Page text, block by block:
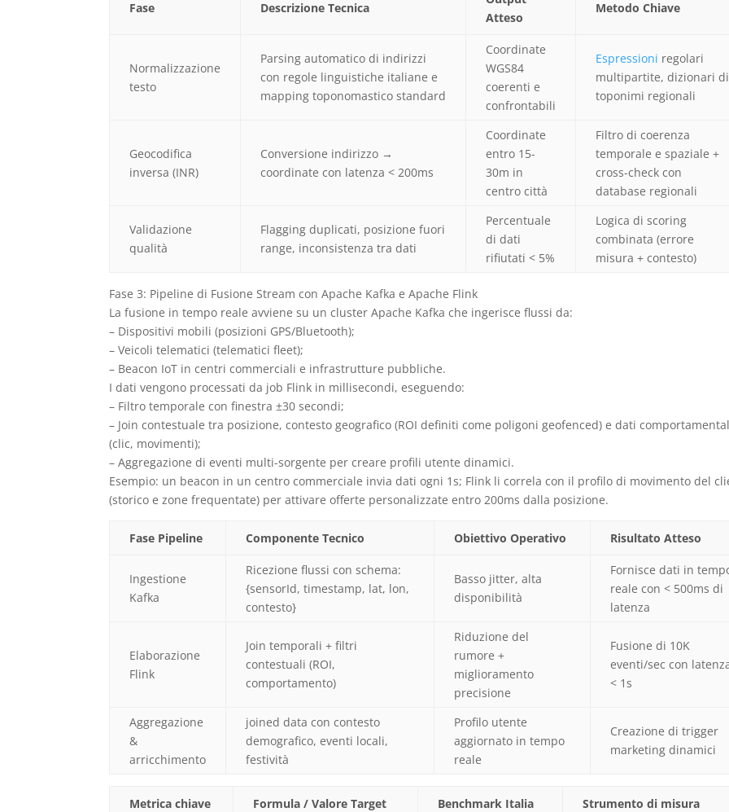
Fase Descrizione Tecnica
Atteso
Metodo Chiave
Normalizzazione
testo
Parsing automatico di indirizzi
con regole linguistiche italiane e
mapping toponomastico standard
Coordinate
WGS84
coerenti e
confrontabili
Espressioni regolari
multipartite, dizionari di
toponimi regionali
Geocodifica
inversa (INR)
Conversione indirizzo →
coordinate con latenza < 200ms
Coordinate
entro 15-
30m in
centro città
Filtro di coerenza
temporale e spaziale +
cross-check con
database regionali
Validazione
qualità
Flagging duplicati, posizione fuori
range, inconsistenza tra dati
Percentuale
di dati
rifiutati < 5%
Logica di scoring
combinata (errore
misura + contesto)
Fase 3: Pipeline di Fusione Stream con Apache Kafka e Apache Flink
La fusione in tempo reale avviene su un cluster Apache Kafka che ingerisce flussi da:
– Dispositivi mobili (posizioni GPS/Bluetooth);
– Veicoli telematici (telematici fleet);
– Beacon IoT in centri commerciali e infrastrutture pubbliche.
I dati vengono processati da job Flink in millisecondi, eseguendo:
– Filtro temporale con finestra ±30 secondi;
– Join contestuale tra posizione, contesto geografico (ROI definiti come poligoni geofenced) e dati
(clic, movimenti);
– Aggregazione di eventi multi-sorgente per creare profili utente dinamici.
Esempio: un beacon in un centro commerciale invia dati ogni 1s; Flink li correla con il profilo di movimento del
(storico e zone frequentate) per attivare offerte personalizzate entro 200ms dalla posizione.
Fase Pipeline Componente Tecnico Obiettivo Operativo Risultato Atteso
Ingestione
Kafka
Ricezione flussi con schema:
{sensorId, timestamp, lat, lon,
contesto}
Basso jitter, alta
disponibilità
Fornisce dati in
reale con < 500ms di
latenza
Elaborazione
Flink
Join temporali + filtri
contestuali (ROI,
comportamento)
Riduzione del
rumore +
miglioramento
precisione
Fusione di 10K
eventi/sec con
< 1s
Aggregazione
&
arricchimento
joined data con contesto
demografico, eventi locali,
festività
Profilo utente
aggiornato in tempo
reale
Creazione di trigger
marketing dinamici
Metrica chiave Formula / Valore Target Benchmark Italia Strumento di misura